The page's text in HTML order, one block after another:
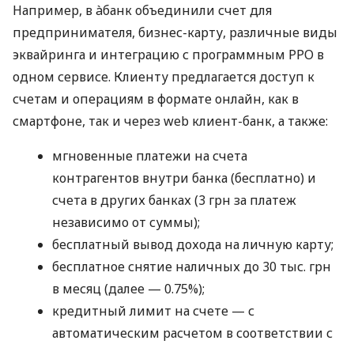
Например, в àбанк объединили счет для
предпринимателя, бизнес-карту, различные виды
эквайринга и интеграцию с программным РРО в
одном сервисе. Клиенту предлагается доступ к
счетам и операциям в формате онлайн, как в
смартфоне, так и через web клиент-банк, а также:
мгновенные платежи на счета
контрагентов внутри банка (бесплатно) и
счета в других банках (3 грн за платеж
независимо от суммы);
бесплатный вывод дохода на личную карту;
бесплатное снятие наличных до 30 тыс. грн
в месяц (далее — 0.75%);
кредитный лимит на счете — с
автоматическим расчетом в соответствии с